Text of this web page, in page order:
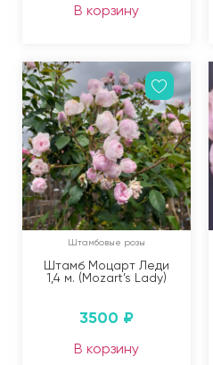
В корзину
Штамбовые розы
Штамб Моцарт Леди
1,4 м. (Mozart’s Lady)
3500 ₽
В корзину